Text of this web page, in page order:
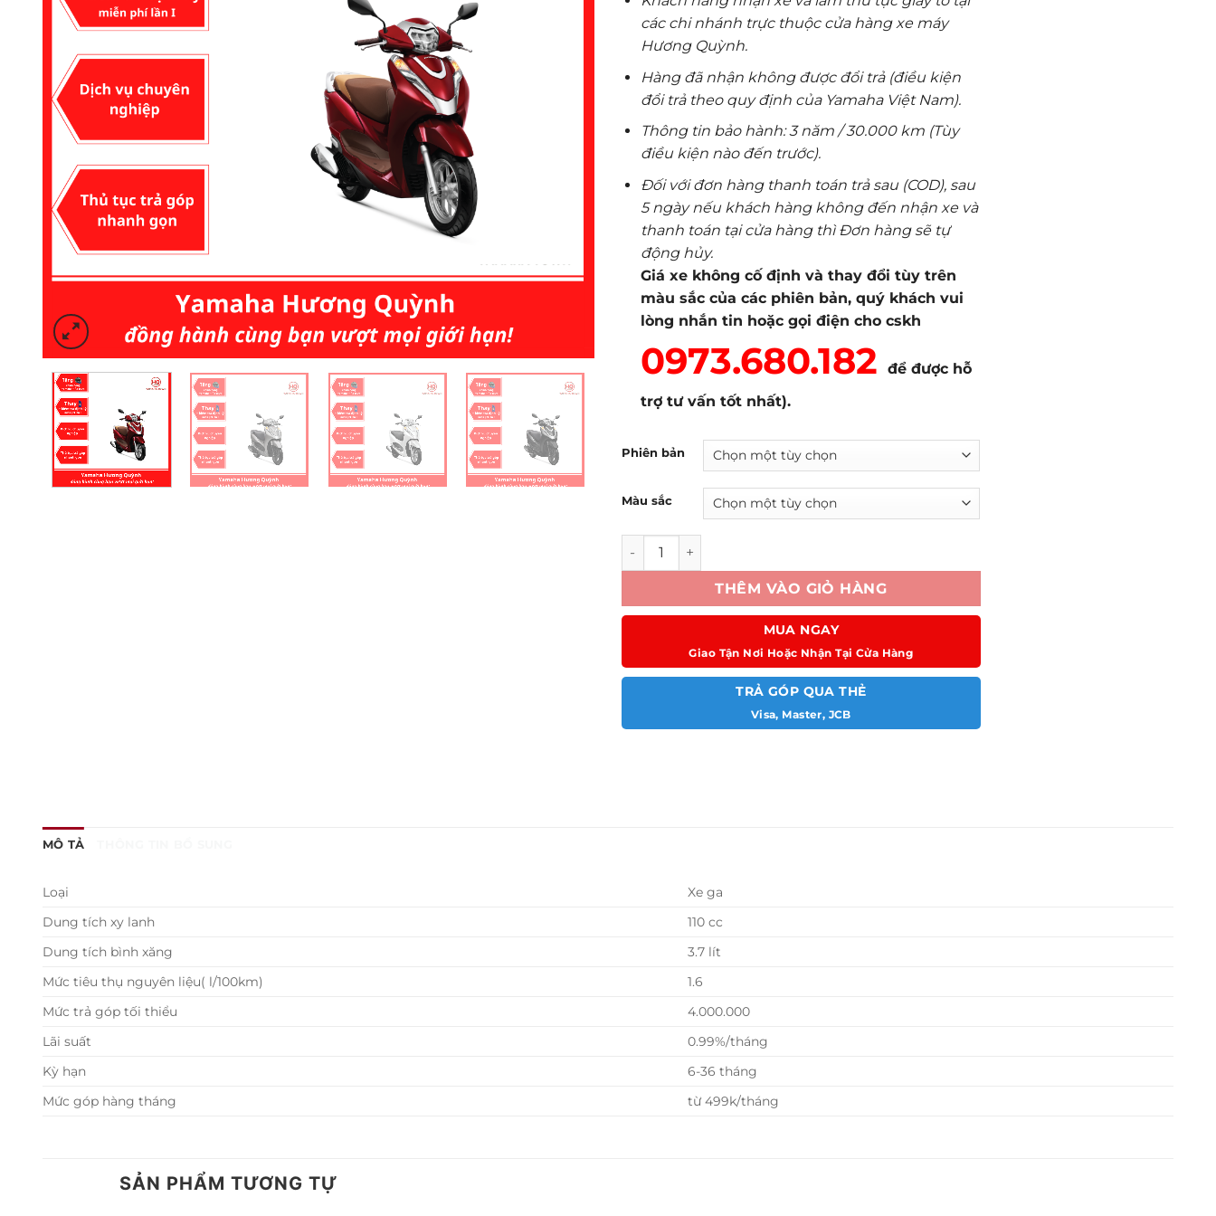
các chi nhánh trực thuộc cửa hàng xe máy
Hương Quỳnh.
Hàng đã nhận không được đổi trả (điều kiện
đổi trả theo quy định của Yamaha Việt Nam).
Thông tin bảo hành: 3 năm / 30.000 km (Tùy
điều kiện nào đến trước).
Đối với đơn hàng thanh toán trả sau (COD), sau
5 ngày nếu khách hàng không đến nhận xe và
thanh toán tại cửa hàng thì Đơn hàng sẽ tự
động hủy.
Giá xe không cố định và thay đổi tùy trên
màu sắc của các phiên bản, quý khách vui
lòng nhắn tin hoặc gọi điện cho cskh
0973.680.182
để được hỗ
trợ tư vấn tốt nhất).
Phiên bản
Màu sắc
LEAD 125 FI số lượng
THÊM VÀO GIỎ HÀNG
MUA NGAY
Giao Tận Nơi Hoặc Nhận Tại Cửa Hàng
TRẢ GÓP QUA THẺ
Visa, Master, JCB
MÔ TẢ
Loại
Xe ga
Dung tích xy lanh
110 cc
Dung tích bình xăng
3.7 lít
Mức tiêu thụ nguyên liệu( l/100km)
1.6
Mức trả góp tối thiểu
4.000.000
Lãi suất
0.99%/tháng
Kỳ hạn
6-36 tháng
Mức góp hàng tháng
từ 499k/tháng
SẢN PHẨM TƯƠNG TỰ